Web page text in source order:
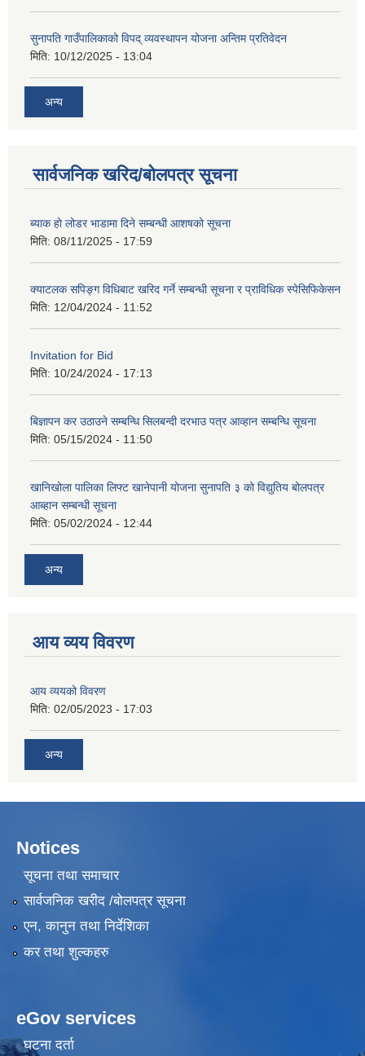
सुनापति गाउँपालिकाको विपद् व्यवस्थापन योजना अन्तिम प्रतिवेदन
मिति: 10/12/2025 - 13:04
अन्य
सार्वजनिक खरिद/बोलपत्र सूचना
ब्याक हो लोडर भाडामा दिने सम्बन्धी आशषको सूचना
मिति: 08/11/2025 - 17:59
क्याटलक सपिङ्ग विधिबाट खरिद गर्ने सम्बन्धी सूचना र प्राविधिक स्पेसिफिकेसन
मिति: 12/04/2024 - 11:52
Invitation for Bid
मिति: 10/24/2024 - 17:13
बिज्ञापन कर उठाउने सम्बन्धि सिलबन्दी दरभाउ पत्र आव्हान सम्बन्धि सूचना
मिति: 05/15/2024 - 11:50
खानिखोला पालिका लिफ्ट खानेपानी योजना सुनापति ३ को विद्युतिय बोलपत्र
आब्हान सम्बन्धी सूचना
मिति: 05/02/2024 - 12:44
अन्य
आय व्यय विवरण
आय व्ययको विवरण
मिति: 02/05/2023 - 17:03
अन्य
Notices
सूचना तथा समाचार
सार्वजनिक खरीद /बोलपत्र सूचना
एन, कानुन तथा निर्देशिका
कर तथा शुल्कहरु
eGov services
घटना दर्ता